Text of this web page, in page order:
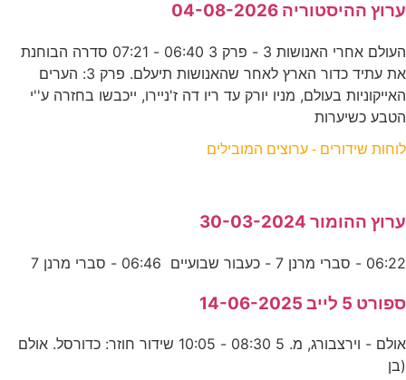
ערוץ ההיסטוריה 04-08-2026
העולם אחרי האנושות 3 - פרק 3 06:40 - 07:21 סדרה הבוחנת
את עתיד כדור הארץ לאחר שהאנושות תיעלם. פרק 3: הערים
האייקוניות בעולם, מניו יורק עד ריו דה ז'ניירו, ייכבשו בחזרה ע''י
הטבע כשיערות
לוחות שידורים - ערוצים המובילים
ערוץ ההומור 30-03-2024
06:22 - סברי מרנן 7 - כעבור שבועיים 06:46 - סברי מרנן 7
ספורט 5 לייב 14-06-2025
אולם - וירצבורג, מ. 5 08:30 - 10:05 שידור חוזר: כדורסל. אולם
(בן